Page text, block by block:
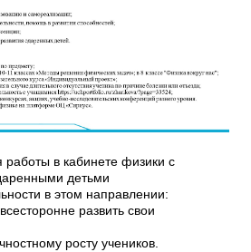
работы в кабинете физики с
детьми
в этом направлении:
развить свои
росту учеников.